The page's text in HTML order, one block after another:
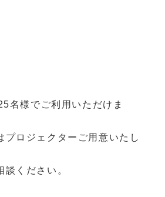
名様でご利用いただけま
プロジェクターご用意いたし
談ください。